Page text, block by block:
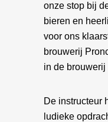
onze stop bij
bieren en
voor ons
brouwerij
in de brouwerij
De instructeur
ludieke